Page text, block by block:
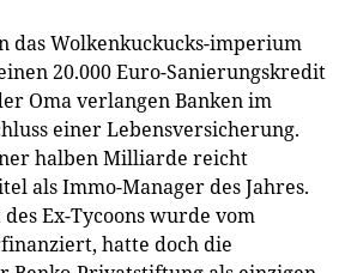
das Wolkenkuckucks-imperium
20.000 Euro-Sanierungskredit
Oma verlangen Banken im
einer Lebensversicherung.
halben Milliarde reicht
als Immo-Manager des Jahres.
Ex-Tycoons wurde vom
hatte doch die